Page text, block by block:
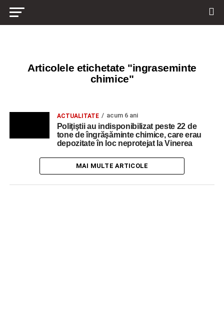
Articolele etichetate "ingraseminte
chimice"
ACTUALITATE acum 6 ani
Poliţiştii au indisponibilizat peste 22 de
tone de îngrăşăminte chimice, care erau
depozitate în loc neprotejat la Vinerea
MAI MULTE ARTICOLE